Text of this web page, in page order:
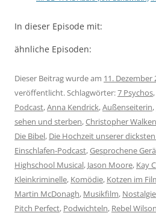
In dieser Episode mit:
ähnliche Episoden:
Dieser Beitrag wurde am 11. Dezember
veröffentlicht. Schlagwörter:7 Psychos,
Podcast,Anna Kendrick,Außenseiterin,
sehen und sterben,Christopher Walken
Die Bibel, Die Hochzeit unserer
Einschlafen-Podcast,Gesprochene
Highschool Musical, Jason Moore, Kay
Kleinkriminelle, Komödie, Kotzen im
Martin McDonagh, Musikfilm, Nostalgie
Pitch Perfect, Podwichteln, Rebel Wilson